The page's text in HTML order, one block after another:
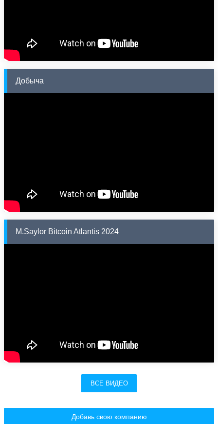
Добыча
M.Saylor Bitcoin Atlantis 2024
ВСЕ ВИДЕО
Добавь свою компанию